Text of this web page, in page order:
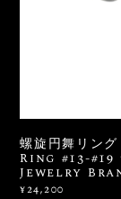
螺旋円舞リン
Ring #13-#19
Jewelry
¥24,200